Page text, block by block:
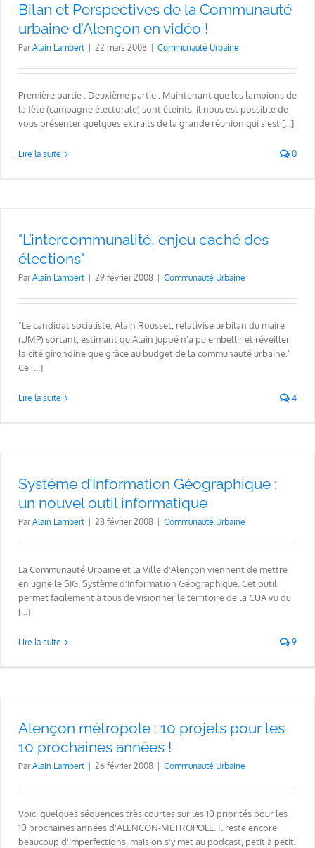
Bilan et Perspectives de la Communauté
urbaine d’Alençon en vidéo !
ParAlain Lambert 22 mars 2008 Communauté Urbaine
Première partie : Deuxième partie : Maintenant que les lampions de
la fête (campagne électorale) sont éteints, il nous est possible de
vous présenter quelques extraits de la grande réunion qui s'est [...]
Lire la suite 0
"L’intercommunalité, enjeu caché des
élections"
ParAlain Lambert 29 février 2008 Communauté Urbaine
"Le candidat socialiste, Alain Rousset, relativise le bilan du maire
(UMP) sortant, estimant qu'Alain Juppé n'a pu embellir et réveiller
la cité girondine que grâce au budget de la communauté urbaine."
Ce [...]
Lire la suite 4
Système d’Information Géographique :
un nouvel outil informatique
ParAlain Lambert 28 février 2008 Communauté Urbaine
La Communauté Urbaine et la Ville d'Alençon viennent de mettre
en ligne le SIG, Système d'Information Géographique. Cet outil
permet facilement à tous de visionner le territoire de la CUA vu du
[...]
Lire la suite 9
Alençon métropole : 10 projets pour les
10 prochaines années !
ParAlain Lambert 26 février 2008 Communauté Urbaine
Voici quelques séquences très courtes sur les 10 priorités pour les
10 prochaines années d'ALENCON-METROPOLE. Il reste encore
beaucoup d'imperfections, mais on s'y met au podcast, petit à petit.